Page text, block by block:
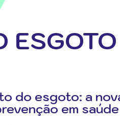
do esgoto: a
em saúde